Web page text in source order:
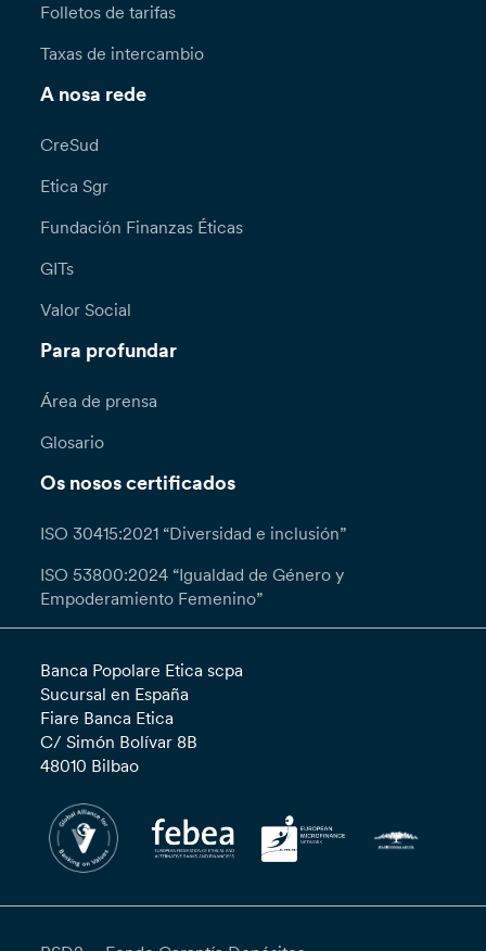
Folletos de tarifas
Taxas de intercambio
A nosa rede
CreSud
Etica Sgr
Fundación Finanzas Éticas
GITs
Valor Social
Para profundar
Área de prensa
Glosario
Os nosos certificados
ISO 30415:2021 “Diversidad e inclusión”
ISO 53800:2024 “Igualdad de Género y
Empoderamiento Femenino”
Banca Popolare Etica scpa
Sucursal en España
Fiare Banca Etica
C/ Simón Bolívar 8B
48010 Bilbao